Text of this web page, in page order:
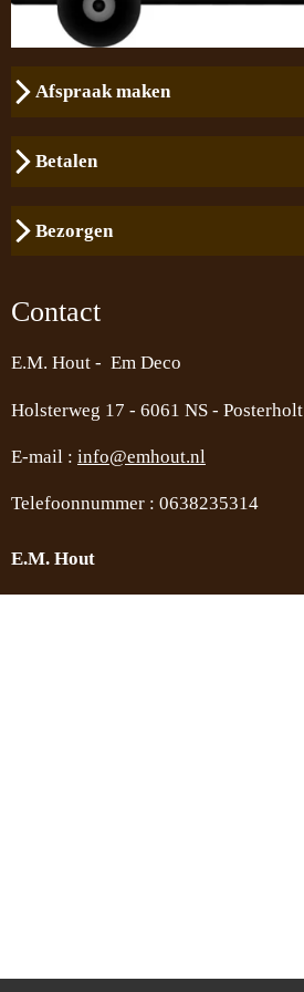
Afspraak maken
Betalen
Bezorgen
Contact
E.M. Hout - Em Deco
Holsterweg 17 - 6061 NS - Posterholt
E-mail : info@emhout.nl
Telefoonnummer : 0638235314
E.M. Hout